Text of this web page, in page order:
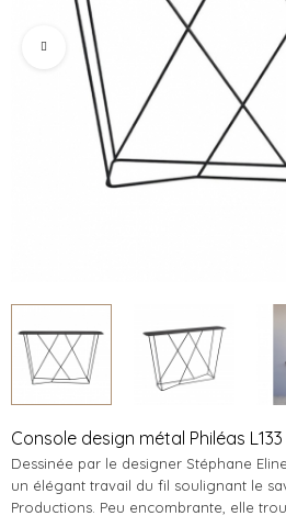
Console design métal Philéas
Dessinée par le designer Stéphane
un élégant travail du fil soulignant le
Productions. Peu encombrante, elle